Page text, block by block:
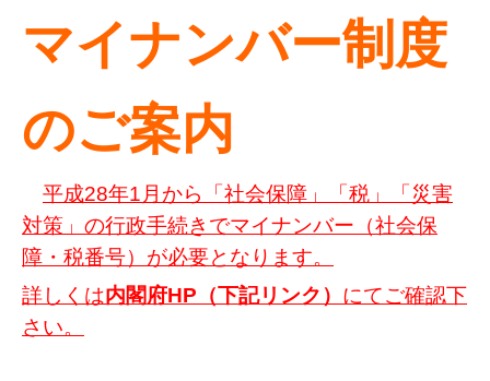
マイナンバー制度
のご案内
平成28年1月から「社会保障」「税」「災害
対策」の行政手続きでマイナンバー（社会保
障・税番号）が必要となります。
詳しくは内閣府HP （下記リンク） にてご確認下
さい。